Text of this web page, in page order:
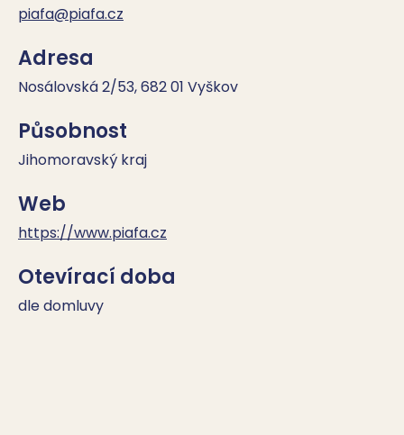
piafa@piafa.cz
Adresa
Nosálovská 2/53, 682 01 Vyškov
Působnost
Jihomoravský kraj
Web
https://www.piafa.cz
Otevírací doba
dle domluvy